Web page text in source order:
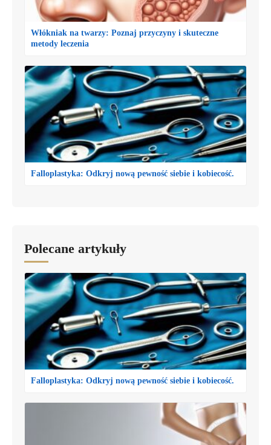
Włókniak na twarzy: Poznaj przyczyny i skuteczne
metody leczenia
Falloplastyka: Odkryj nową pewność siebie i kobiecość.
Polecane artykuły
Falloplastyka: Odkryj nową pewność siebie i kobiecość.